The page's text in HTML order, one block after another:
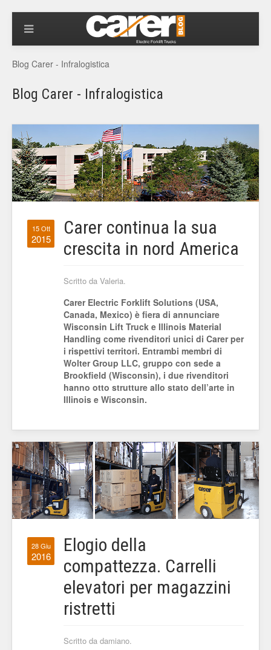
Blog Carer - Infralogistica
Blog Carer - Infralogistica
15 Ott
2015
Carer continua la sua
crescita in nord America
Scritto da Valeria.
Carer Electric Forklift Solutions (USA,
Canada, Mexico) è fiera di annunciare
Wisconsin Lift Truck e Illinois Material
Handling come rivenditori unici di Carer per
i rispettivi territori. Entrambi membri di
Wolter Group LLC, gruppo con sede a
Brookfield (Wisconsin), i due rivenditori
hanno otto strutture allo stato dell’arte in
Illinois e Wisconsin.
28 Giu
2016
Elogio della
compattezza. Carrelli
elevatori per magazzini
ristretti
Scritto da damiano.